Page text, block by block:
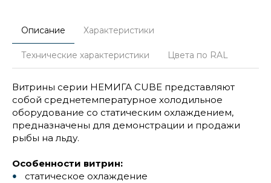
Описание Характеристики
Технические характеристики Цвета по RAL
Витрины серии НЕМИГА CUBE представляют
собой среднетемпературное холодильное
оборудование со статическим охлаждением,
предназначены для демонстрации и продажи
рыбы на льду.
Особенности витрин:
статическое охлаждение